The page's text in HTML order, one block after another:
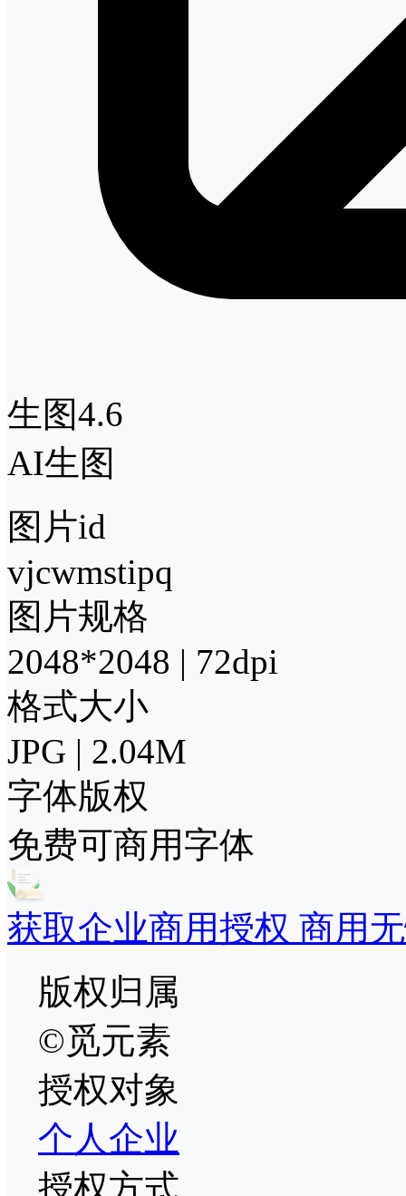
生图4.6
AI生图
图片id
vjcwmstipq
图片规格
2048*2048 | 72dpi
格式大小
JPG | 2.04M
字体版权
免费可商用字体
获取企业商用授权 商用
版权归属
©觅元素
授权对象
个人企业
授权方式